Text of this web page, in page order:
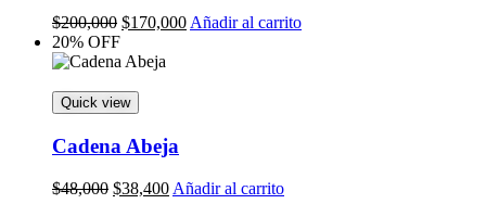
$200,000 Original
was:
$170,000Current
Añadir al carrito
20% OFF
Quick view
Cadena Abeja
$48,000 Original
$38,400Current
Añadir al carrito